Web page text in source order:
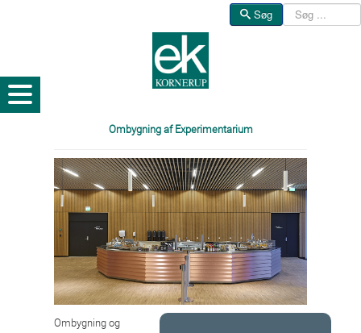
Søg Søg
Ombygning af Experimentarium
Ombygning og